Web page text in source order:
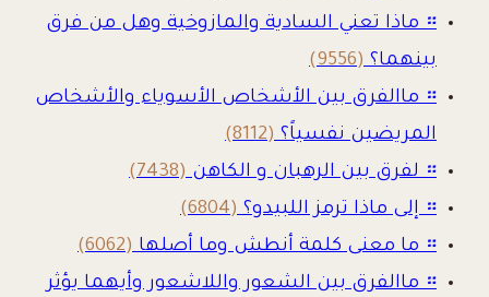
። ماذا تعني السادية والمازوخية وهل من فرق
بينهما؟(9556)
። ماالفرق بين الأشخاص الأسوياء والأشخاص
المريضين نفسياً؟(8112)
። لفرق بين الرهبان و الكاهن(7438)
። إلى ماذا ترمز اللبيدو؟(6804)
። ما معنى كلمة أنطش وما أصلها(6062)
። ماالفرق بين الشعور واللاشعور وأيهما يؤثر